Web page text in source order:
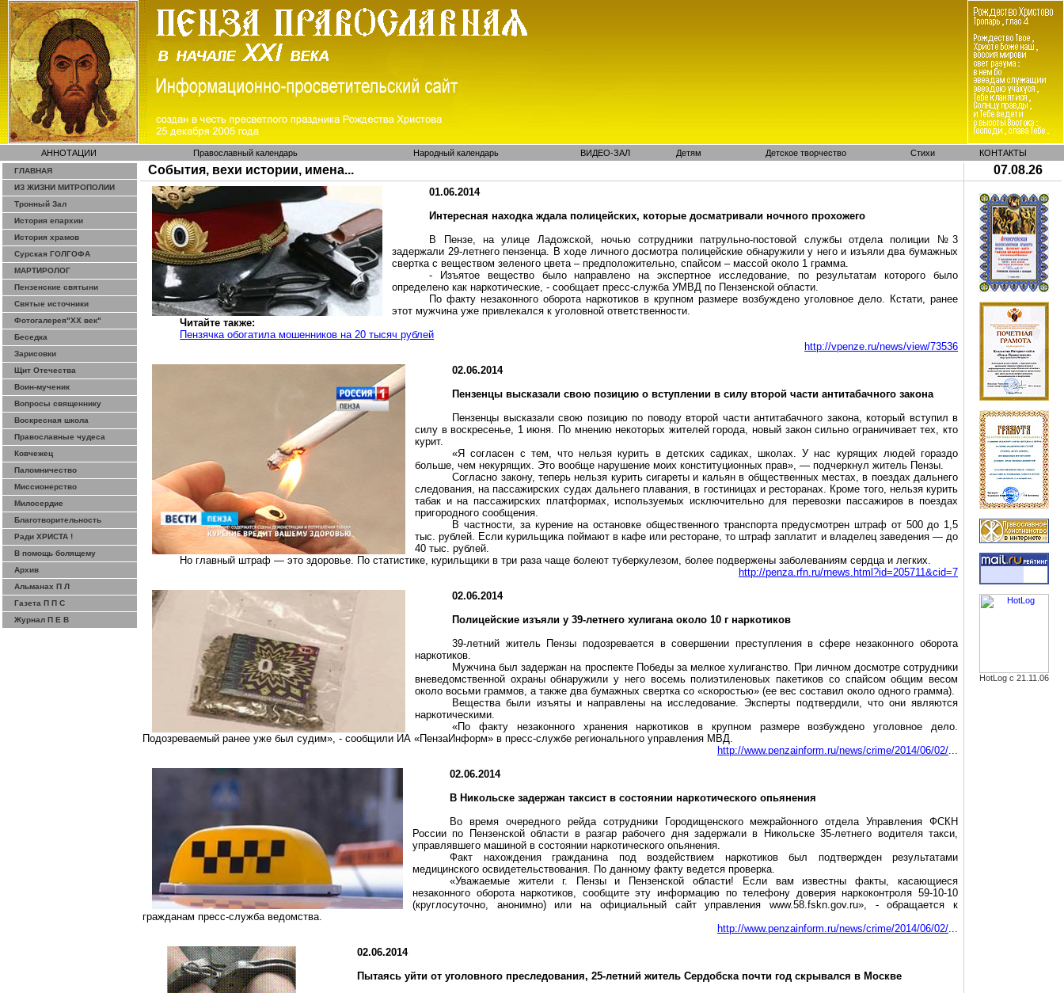
АННОТАЦИИ Православный календарь Народный календарь ВИДЕО-ЗАЛ Детям Детское творчество Стихи КОНТАКТЫ
ГЛАВНАЯ
ИЗ ЖИЗНИ МИТРОПОЛИИ
Тронный Зал
История епархии
История храмов
Сурская ГОЛГОФА
МАРТИРОЛОГ
Пензенские святыни
Святые источники
Фотогалерея"ХХ век"
Беседка
Зарисовки
Щит Отечества
Воин-мученик
Вопросы священнику
Воскресная школа
Православные чудеса
Ковчежец
Паломничество
Миссионерство
Милосердие
Благотворительность
Ради ХРИСТА !
В помощь болящему
Архив
Альманах П Л
Газета П П С
Журнал П Е В
События, вехи истории, имена... 07.08.26
01.06.2014
Интересная находка ждала полицейских, которые досматривали ночного прохожего
В Пензе, на улице Ладожской, ночью сотрудники патрульно-постовой службы отдела полиции №3
задержали 29-летнегопензенца. В ходе личного досмотра полицейские обнаружили у него и изъяли два бумажных
свертка с веществом зеленого цвета – предположительно, спайсом – массой около 1 грамма.
- Изъятое вещество было направлено на экспертное исследование, по результатам которого было
определено как наркотические, - сообщает пресс-служба УМВД по Пензенской области.
По факту незаконного оборота наркотиков в крупном размере возбуждено уголовное дело. Кстати, ранее
этот мужчина уже привлекался к уголовной ответственности.
Читайте также:
Пензячкаобогатила мошенников на 20 тысяч рублей
http://vpenze.ru/news/view/73536
02.06.2014
Пензенцы высказали свою позицию о вступлении в силу второй части антитабачного закона
Пензенцы высказали свою позицию по поводу второй части антитабачного закона, который вступил в
силу в воскресенье, 1 июня. По мнению некоторых жителей города, новый закон сильно ограничивает тех, кто
курит.
«Я согласен с тем, что нельзя курить в детских садиках, школах. У нас курящих людей гораздо
больше, чем некурящих. Это вообще нарушение моих конституционных прав», — подчеркнул житель Пензы.
Согласно закону, теперь нельзя курить сигареты и кальян в общественных местах, в поездах дальнего
следования, на пассажирских судах дальнего плавания, в гостиницах и ресторанах. Кроме того, нельзя курить
табак и на пассажирских платформах, используемых исключительно для перевозки пассажиров в поездах
пригородного сообщения.
В частности, за курение на остановке общественного транспорта предусмотрен штраф от 500 до 1,5
тыс. рублей. Если курильщика поймают в кафе или ресторане, то штраф заплатит и владелец заведения — до
40 тыс. рублей.
Но главный штраф — это здоровье. По статистике, курильщики в три раза чаще болеют туберкулезом, более подвержены заболеваниям сердца и легких.
http://penza.rfn.ru/rnews.html?id=205711&cid=7
02.06.2014
Полицейские изъяли у 39-летнего хулигана около10 г наркотиков
39-летний житель Пензы подозревается в совершении преступления в сфере незаконного оборота
наркотиков.
Мужчина был задержан на проспекте Победы за мелкое хулиганство. При личном досмотре сотрудники
вневедомственной охраны обнаружили у него восемь полиэтиленовых пакетиков со спайсом общим весом
около восьми граммов, а также два бумажных свертка со «скоростью» (ее вес составил около одного грамма).
Вещества были изъяты и направлены на исследование. Эксперты подтвердили, что они являются
наркотическими.
«По факту незаконного хранения наркотиков в крупном размере возбуждено уголовное дело.
Подозреваемый ранее уже был судим», - сообщили ИА «ПензаИнформ» в пресс-службе регионального управления МВД.
http://www.penzainform.ru/news/crime/2014/06/02/...
02.06.2014
В Никольске задержан таксист в состоянии наркотического опьянения
Во время очередного рейда сотрудники
Городищенскогомежрайонного отдела Управления ФСКН
России по Пензенской области в разгар рабочего дня задержали в Никольске 35-летнего водителя такси,
управлявшего машиной в состоянии наркотического опьянения.
Факт нахождения гражданина под воздействием наркотиков был подтвержден результатами
медицинского освидетельствования. По данному факту ведется проверка.
«Уважаемые жители г. Пензы и Пензенской области! Если вам известны факты, касающиеся
незаконного оборота наркотиков, сообщите эту информацию по телефону доверия наркоконтроля 59-10-10
(круглосуточно, анонимно) или на официальный сайт управления www.58.fskn.gov.ru», - обращается к
гражданам пресс-служба ведомства.
http://www.penzainform.ru/news/crime/2014/06/02/...
02.06.2014
Пытаясь уйти от уголовного преследования, 25-летний житель Сердобска почти год скрывался в Москве
HotLog с 21.11.06